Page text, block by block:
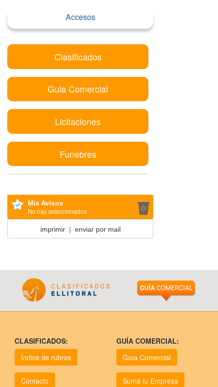
Accesos
Clasificados
Guia Comercial
Licitaciones
Funebres
Mis Avisos
No hay seleccionados
imprimir| enviar por mail
CLASIFICADOS:
Índice de rubros
Contacto
GUÍA COMERCIAL:
Guía Comercial
Sumá tu Empresa